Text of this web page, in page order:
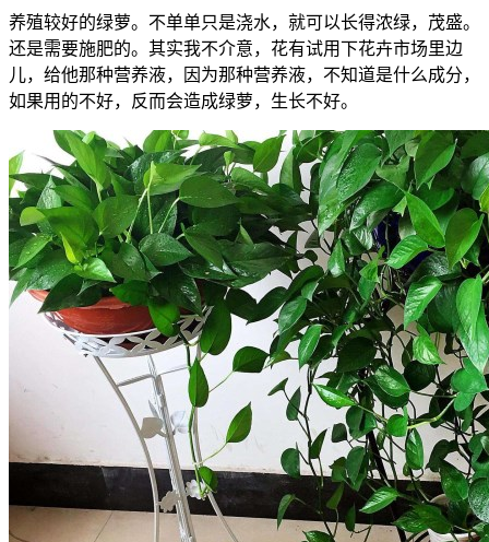
养殖较好的绿萝。不单单只是浇水，就可以长得浓绿，茂盛。
还是需要施肥的。其实我不介意，花有试用下花卉市场里边
儿，给他那种营养液，因为那种营养液，不知道是什么成分，
如果用的不好，反而会造成绿萝，生长不好。